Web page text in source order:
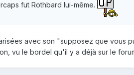
fut Rothbard lui-même.
avec son "supposez que vous
vu le bordel qu'il y a déjà sur le